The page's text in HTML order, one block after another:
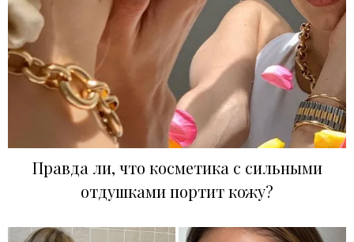
Правда ли, что косметика с сильными
отдушками портит кожу?